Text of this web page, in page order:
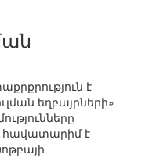
է
եղբայրների»
հավատարիմ է